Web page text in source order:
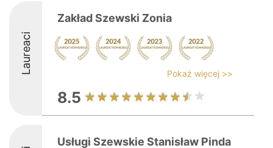
Laureaci
Zakład Szewski Zonia
Pokaż więcej >>
8.5
Usługi Szewskie Stanisław Pinda